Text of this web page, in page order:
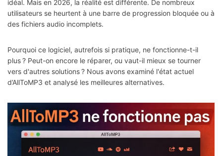
idéal. Mais en 2026, la réalité est différente. De nombreux
utilisateurs se heurtent à une barre de progression bloquée ou à
des fichiers audio incomplets.
Pourquoi ce logiciel, autrefois si pratique, ne fonctionne-t-il
plus ? Peut-on encore le réparer, ou vaut-il mieux se tourner
vers d'autres solutions ? Nous avons examiné l'état actuel
d’AllToMP3 et analysé les meilleures alternatives.